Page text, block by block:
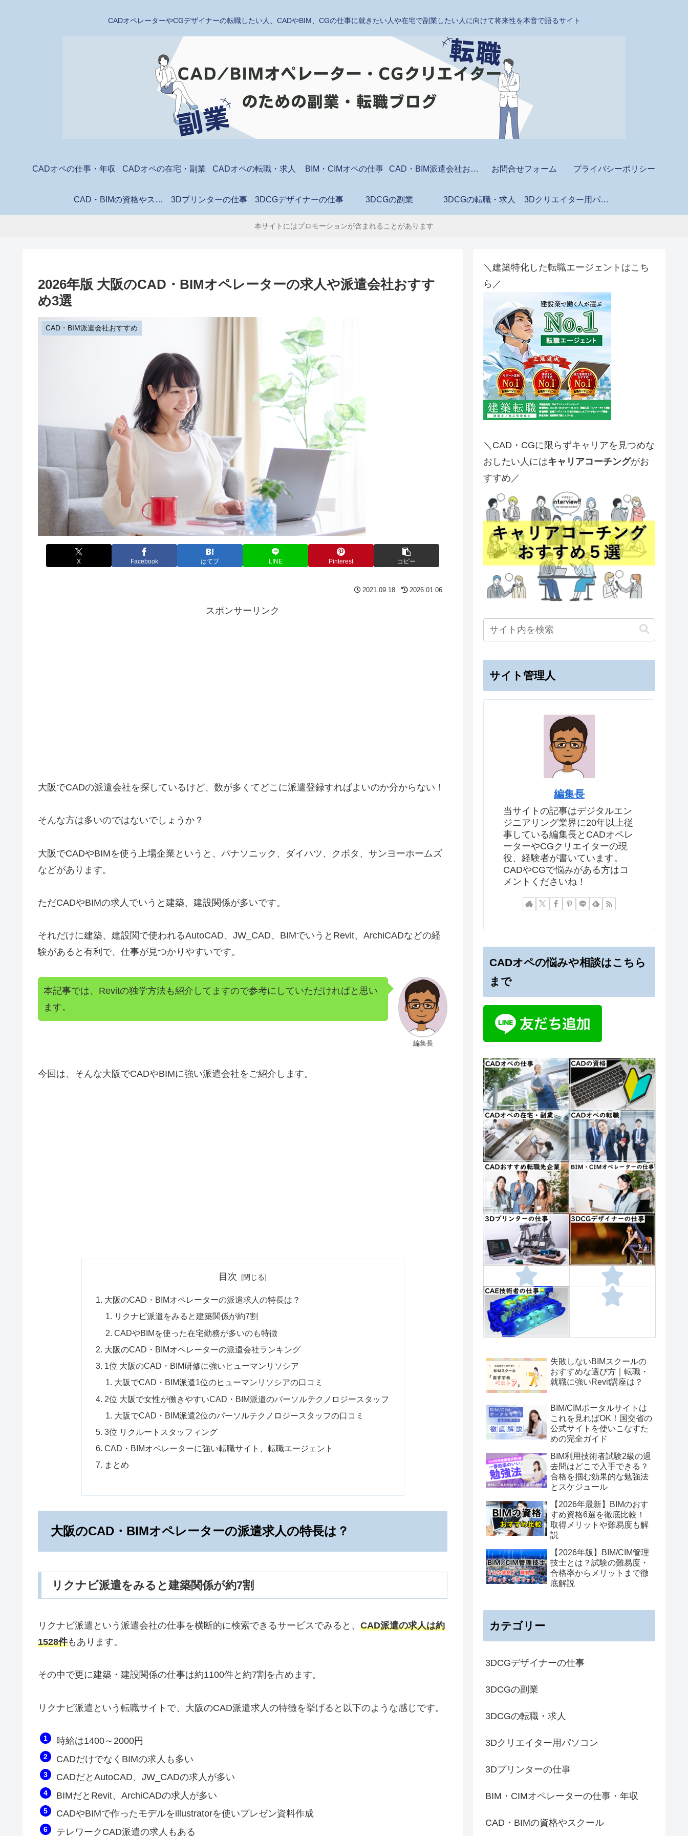
CADオペレーターやCGデザイナーの転職したい人、CADやBIM、CGの仕事に就きたい人や在宅で副業したい人に向けて将来性を本音で語るサイト
CADオペの仕事・年収 CADオペの在宅・副業 CADオペの転職・求人 BIM・CIMオペの仕事 CAD・BIM派遣会社おすすめ お問合せフォーム プライバシーポリシー
CAD・BIMの資格やスクール 3Dプリンターの仕事 3DCGデザイナーの仕事 3DCGの副業 3DCGの転職・求人 3Dクリエイター用パソコン
本サイトにはプロモーションが含まれることがあります
2026年版 大阪のCAD・BIMオペレーターの求人や派遣会社おすす
め3選
CAD・BIM派遣会社おすすめ
X Facebook はてブ LINE Pinterest コピー
2021.09.18 2026.01.06
スポンサーリンク
大阪でCADの派遣会社を探しているけど、数が多くてどこに派遣登録すればよいのか分からない！
そんな方は多いのではないでしょうか？
大阪でCADやBIMを使う上場企業というと、パナソニック、ダイハツ、クボタ、サンヨーホームズ
などがあります。
ただCADやBIMの求人でいうと建築、建設関係が多いです。
それだけに建築、建設関で使われるAutoCAD、JW_CAD、BIMでいうとRevit、ArchiCADなどの経
験があると有利で、仕事が見つかりやすいです。
編集長
本記事では、Revitの独学方法も紹介してますので参考にしていただければと思い
ます。
今回は、そんな大阪でCADやBIMに強い派遣会社をご紹介します。
目次
大阪のCAD・BIMオペレーターの派遣求人の特長は？
リクナビ派遣をみると建築関係が約7割
CADやBIMを使った在宅勤務が多いのも特徴
大阪のCAD・BIMオペレーターの派遣会社ランキング
1位 大阪のCAD・BIM研修に強いヒューマンリソシア
大阪でCAD・BIM派遣1位のヒューマンリソシアの口コミ
2位 大阪で女性が働きやすいCAD・BIM派遣のパーソルテクノロジースタッフ
大阪でCAD・BIM派遣2位のパーソルテクノロジースタッフの口コミ
3位 リクルートスタッフィング
CAD・BIMオペレーターに強い転職サイト、転職エージェント
まとめ
大阪のCAD・BIMオペレーターの派遣求人の特長は？
リクナビ派遣をみると建築関係が約7割
リクナビ派遣という派遣会社の仕事を横断的に検索できるサービスでみると、 CAD派遣の求人は約
1528件もあります。
その中で更に建築・建設関係の仕事は約1100件と約7割を占めます。
リクナビ派遣という転職サイトで、大阪のCAD派遣求人の特徴を挙げると以下のような感じです。
時給は1400～2000円
CADだけでなくBIMの求人も多い
CADだとAutoCAD、JW_CADの求人が多い
BIMだとRevit、ArchiCADの求人が多い
CADやBIMで作ったモデルをillustratorを使いプレゼン資料作成
テレワークCAD派遣の求人もある
＼建築特化した転職エージェントはこち
ら／
＼CAD・CGに限らずキャリアを見つめな
おしたい人にはキャリアコーチングがお
すすめ／
サイト管理人
編集長
当サイトの記事はデジタルエン
ジニアリング業界に20年以上従
事している編集長とCADオペレ
ーターやCGクリエイターの現
役、経験者が書いています。
CADやCGで悩みがある方はコ
メントくださいね！
CADオペの悩みや相談はこちら
まで
失敗しないBIMスクールの
おすすめな選び方｜転職・
就職に強いRevit講座は？
BIM/CIMポータルサイトは
これを見ればOK！国交省の
公式サイトを使いこなすた
めの完全ガイド
BIM利用技術者試験2級の過
去問はどこで入手できる？
合格を掴む効果的な勉強法
とスケジュール
【2026年最新】BIMのおす
すめ資格6選を徹底比較！
取得メリットや難易度も解
説
【2026年版】BIM/CIM管理
技士とは？試験の難易度・
合格率からメリットまで徹
底解説
カテゴリー
3DCGデザイナーの仕事
3DCGの副業
3DCGの転職・求人
3Dクリエイター用パソコン
3Dプリンターの仕事
BIM・CIMオペレーターの仕事・年収
CAD・BIMの資格やスクール